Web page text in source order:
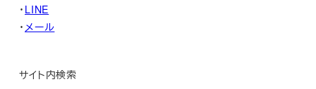
・ LINE
・ メール
サイト内検索